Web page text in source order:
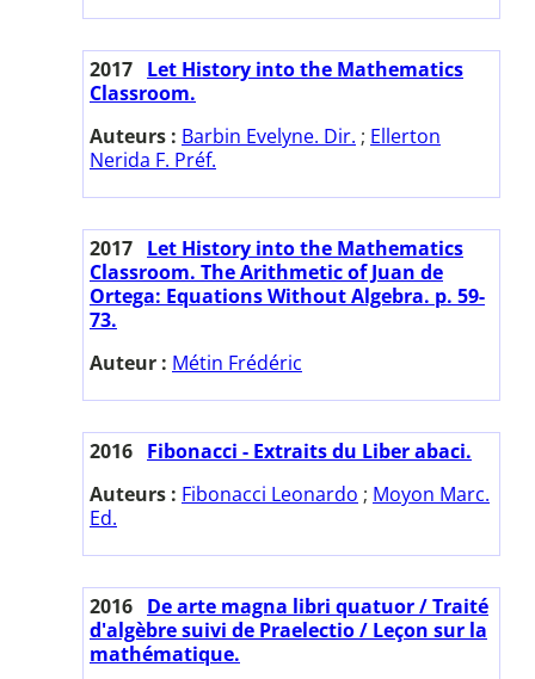
2017 Let History into the Mathematics
Classroom.
Auteurs : Barbin Evelyne. Dir. ; Ellerton
Nerida F. Préf.
2017 Let History into the Mathematics
Classroom. The Arithmetic of Juan de
Ortega: Equations Without Algebra. p. 59-
73.
Auteur : Métin Frédéric
2016 Fibonacci - Extraits du Liber abaci.
Auteurs : Fibonacci Leonardo ; Moyon Marc.
Ed.
2016 De arte magna libri quatuor / Traité
d'algèbre suivi de Praelectio / Leçon sur la
mathématique.